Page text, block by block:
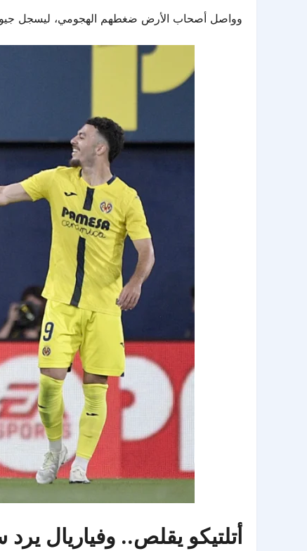
وواصل أصحاب الأرض ضغطهم الهجومي، ليسجل جيورجيوس ميكاوتدزي الهدف
أتلتيكو يقلص.. وفياريال يرد